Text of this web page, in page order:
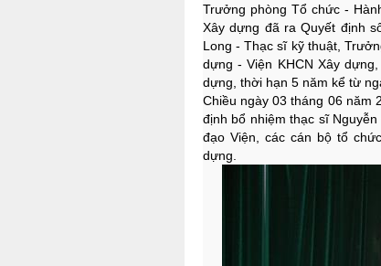
Trưởng phòng Tổ chức -
Xây dựng đã ra Quyết định
Long - Thạc sĩ kỹ thuật,
dựng - Viện KHCN Xây
dựng, thời hạn 5 năm kể từ
Chiều ngày 03 tháng 06 năm
định bổ nhiệm thạc sĩ
đạo Viện, các cán bộ tổ
dựng.